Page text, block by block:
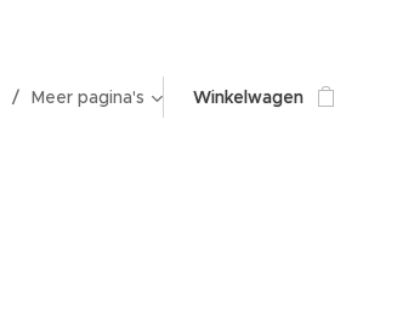
Meer pagina's Winkelwagen